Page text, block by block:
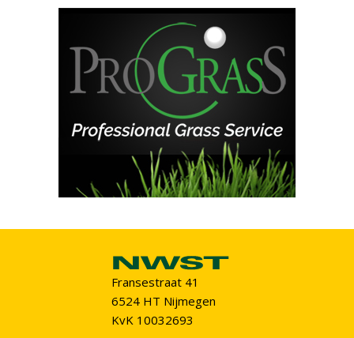
Fransestraat 41
6524 HT Nijmegen
KvK 10032693